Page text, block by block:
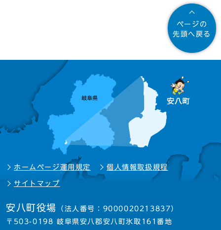
ページの
先頭へ戻る
ホームページ運用規定 個人情報取扱規程
サイトマップ
安八町役場 （法人番号：9000020213837）
〒503-0198 岐阜県安八郡安八町氷取161番地